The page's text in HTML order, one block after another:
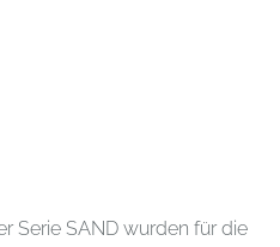
Serie SAND wurden für die